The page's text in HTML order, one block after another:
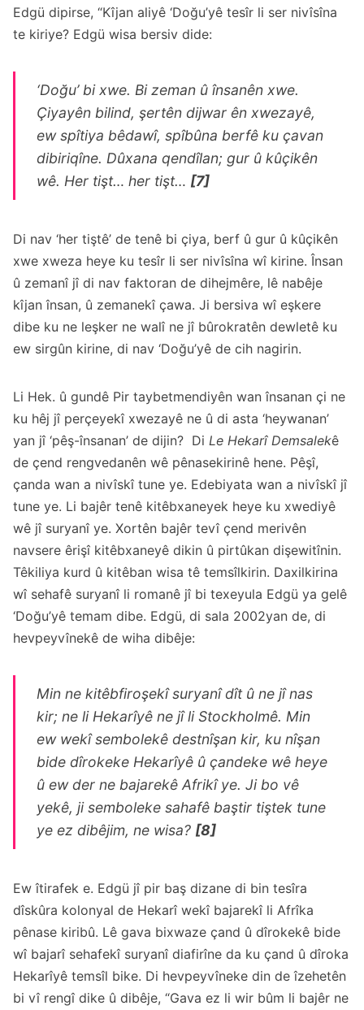
Edgü dipirse, “Kîjan aliyê ‘Doğu’yê tesîr li ser nivîsîna
te kiriye? Edgü wisa bersiv dide:
‘Doğu’ bi xwe. Bi zeman û însanên xwe.
Çiyayên bilind, şertên dijwar ên xwezayê,
ew spîtiya bêdawî, spîbûna berfê ku çavan
dibiriqîne. Dûxana qendîlan; gur û kûçikên
wê. Her tişt… her tişt… [7]
Di nav ‘her tiştê’ de tenê bi çiya, berf û gur û kûçikên
xwe xweza heye ku tesîr li ser nivîsîna wî kirine. Însan
û zemanî jî di nav faktoran de dihejmêre, lê nabêje
kîjan însan, û zemanekî çawa. Ji bersiva wî eşkere
dibe ku ne leşker ne walî ne jî bûrokratên dewletê ku
ew sirgûn kirine, di nav ‘Doğu’yê de cih nagirin.
Li Hek. û gundê Pir taybetmendiyên wan însanan çi ne
ku hêj jî perçeyekî xwezayê ne û di asta ‘heywanan’
yan jî ‘pêş-însanan’ de dijin? Di Le Hekarî Demsalekê
de çend rengvedanên wê pênasekirinê hene. Pêşî,
çanda wan a nivîskî tune ye. Edebiyata wan a nivîskî jî
tune ye. Li bajêr tenê kitêbxaneyek heye ku xwediyê
wê jî suryanî ye. Xortên bajêr tevî çend merivên
navsere êrişî kitêbxaneyê dikin û pirtûkan dişewitînin.
Têkiliya kurd û kitêban wisa tê temsîlkirin. Daxilkirina
wî sehafê suryanî li romanê jî bi texeyula Edgü ya gelê
‘Doğu’yê temam dibe. Edgü, di sala 2002yan de, di
hevpeyvînekê de wiha dibêje:
Min ne kitêbfiroşekî suryanî dît û ne jî nas
kir; ne li Hekarîyê ne jî li Stockholmê. Min
ew wekî sembolekê destnîşan kir, ku nîşan
bide dîrokeke Hekarîyê û çandeke wê heye
û ew der ne bajarekê Afrikî ye. Ji bo vê
yekê, ji semboleke sahafê baştir tiştek tune
ye ez dibêjim, ne wisa? [8]
Ew îtirafek e. Edgü jî pir baş dizane di bin tesîra
dîskûra kolonyal de Hekarî wekî bajarekî li Afrîka
pênase kiribû. Lê gava bixwaze çand û dîrokekê bide
wî bajarî sehafekî suryanî diafirîne da ku çand û dîroka
Hekarîyê temsîl bike. Di hevpeyvîneke din de îzehetên
bi vî rengî dike û dibêje, “Gava ez li wir bûm li bajêr ne